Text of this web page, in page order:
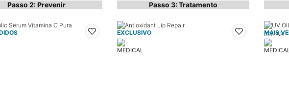
Passo 2: Prevenir Passo 3: Tratamento
EXCLUSIVO MAIS